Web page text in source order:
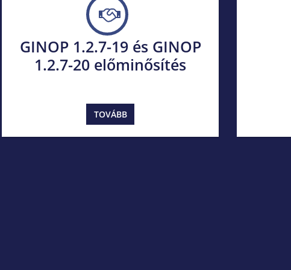
GINOP 1.2.7-19 és GINOP
1.2.7-20 előminősítés
TOVÁBB